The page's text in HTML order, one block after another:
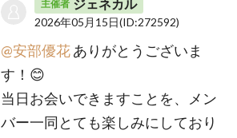
主催者 ジェネカル
2026年05月15日(ID:272592)
@安部優花ありがとうございま
す！😊
当日お会いできますことを、メン
バー一同とても楽しみにしており